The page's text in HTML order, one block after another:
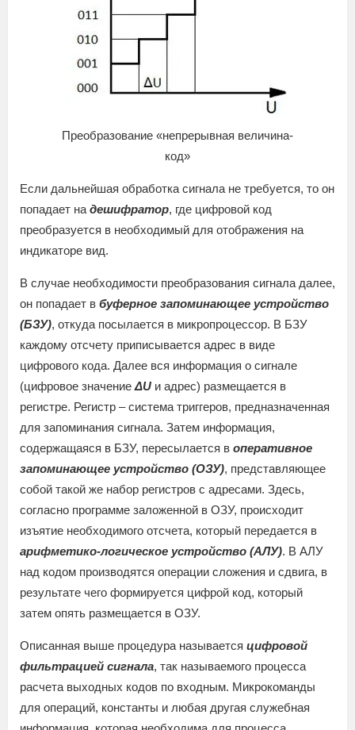
Преобразование «непрерывная величина-
код»
Если дальнейшая обработка сигнала не требуется, то он
попадает на дешифратор, где цифровой код
преобразуется в необходимый для отображения на
индикаторе вид.
В случае необходимости преобразования сигнала далее,
он попадает в буферное запоминающее устройство
(БЗУ), откуда посылается в микропроцессор. В БЗУ
каждому отсчету приписывается адрес в виде
цифрового кода. Далее вся информация о сигнале
(цифровое значениеΔU и адрес) размещается в
регистре. Регистр – система триггеров, предназначенная
для запоминания сигнала. Затем информация,
содержащаяся в БЗУ, пересылается в оперативное
запоминающее устройство (ОЗУ), представляющее
собой такой же набор регистров с адресами. Здесь,
согласно программе заложенной в ОЗУ, происходит
изъятие необходимого отсчета, который передается в
арифметико-логическое устройство (АЛУ). В АЛУ
над кодом производятся операции сложения и сдвига, в
результате чего формируется цифрой код, который
затем опять размещается в ОЗУ.
Описанная выше процедура называется цифровой
фильтрацией сигнала, так называемого процесса
расчета выходных кодов по входным. Микрокоманды
для операций, константы и любая другая служебная